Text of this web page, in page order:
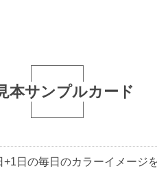
本サンプルカード
+1日の毎日のカラーイメージ